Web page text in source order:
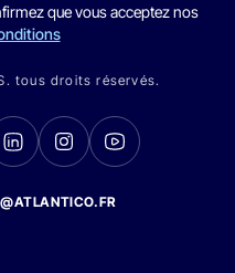
que vous acceptez nos
tous droits réservés.